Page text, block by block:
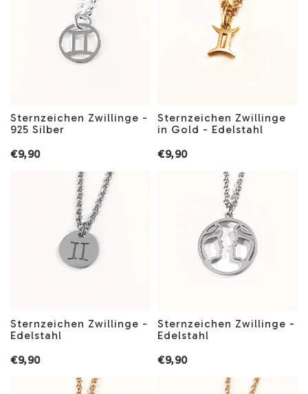
Sternzeichen Zwillinge -
925 Silber
€9,90
Sternzeichen Zwillinge
in Gold - Edelstahl
€9,90
Sternzeichen Zwillinge -
Edelstahl
€9,90
Sternzeichen Zwillinge -
Edelstahl
€9,90